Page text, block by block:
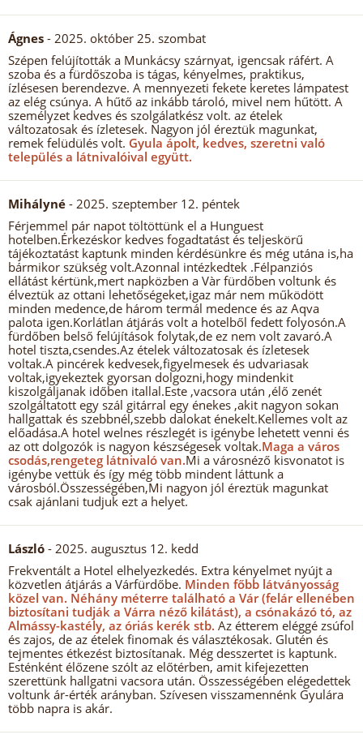
Ágnes - 2025. október 25. szombat
Szépen felújították a Munkácsy szárnyat, igencsak ráfért. A
szoba és a fürdőszoba is tágas, kényelmes, praktikus,
ízlésesen berendezve. A mennyezeti fekete keretes lámpatest
az elég csúnya. A hűtő az inkább tároló, mivel nem hűtött. A
személyzet kedves és szolgálatkész volt. az ételek
változatosak és ízletesek. Nagyon jól éreztük magunkat,
remek felüdülés volt. Gyula ápolt, kedves, szeretni való
település a látnivalóival együtt.
Mihályné - 2025. szeptember 12. péntek
Férjemmel pár napot töltöttünk el a Hunguest
hotelben.Érkezéskor kedves fogadtatást és teljeskörű
tájékoztatást kaptunk minden kérdésünkre és még utána is,ha
bármikor szükség volt.Azonnal intézkedtek .Félpanziós
ellátást kértünk,mert napközben a Vàr fürdőben voltunk és
élveztük az ottani lehetőségeket,igaz már nem működött
minden medence,de három termál medence és az Aqva
palota igen.Korlátlan átjárás volt a hotelből fedett folyosón.A
fürdőben belső felújítások folytak,de ez nem volt zavaró.A
hotel tiszta,csendes.Az ételek változatosak és ízletesek
voltak.A pincérek kedvesek,figyelmesek és udvariasak
voltak,igyekeztek gyorsan dolgozni,hogy mindenkit
kiszolgáljanak időben itallal.Este ,vacsora után ,élő zenét
szolgáltatott egy szál gitárral egy énekes ,akit nagyon sokan
hallgattak és szebbnél,szebb dalokat énekelt.Kellemes volt az
előadása.A hotel welnes részlegét is igénybe lehetett venni és
az ott dolgozók is nagyon készségesek voltak.Maga a város
csodás,rengeteg látnivaló van.Mi a városnéző kisvonatot is
igénybe vettük és így még több mindent láttunk a
városból.Összességében,Mi nagyon jól éreztük magunkat
csak ajánlani tudjuk ezt a helyet.
László - 2025. augusztus 12. kedd
Frekventált a Hotel elhelyezkedés. Extra kényelmet nyújt a
közvetlen átjárás a Várfürdőbe. Minden főbb látványosság
közel van. Néhány méterre található a Vár (felár ellenében
biztosítani tudják a Várra néző kilátást), a csónakázó tó, az
Almássy-kastély, az óriás kerék stb. Az étterem eléggé zsúfol
és zajos, de az ételek finomak és választékosak. Glutén és
tejmentes étkezést biztosítanak. Még desszertet is kaptunk.
Esténként élőzene szólt az előtérben, amit kifejezetten
szerettünk hallgatni vacsora után. Összességében elégedettek
voltunk ár-érték arányban. Szívesen visszamennénk Gyulára
több napra is akár.